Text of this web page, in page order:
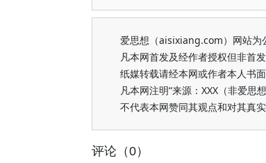
爱思想（aisixiang.com）网站为
凡本网首发及经作者授权但非首
纸媒转载请经本网或作者本人书面
凡本网注明“来源：XXX（非爱
不代表本网赞同其观点和对其真
评论（0）